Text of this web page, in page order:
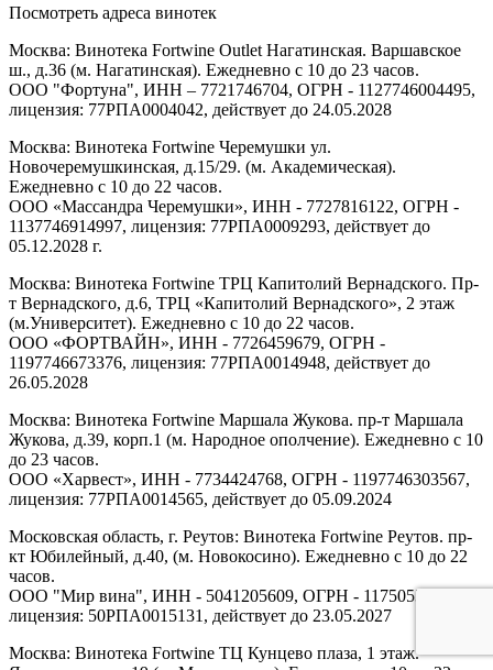
Посмотреть адреса винотек
Москва: Винотека Fortwine Outlet Нагатинская. Варшавское
ш., д.36 (м. Нагатинская). Ежедневно с 10 до 23 часов.
ООО "Фортуна", ИНН – 7721746704, ОГРН - 1127746004495,
лицензия: 77РПА0004042, действует до 24.05.2028
Москва: Винотека Fortwine Черемушки ул.
Новочеремушкинская, д.15/29. (м. Академическая).
Ежедневно с 10 до 22 часов.
ООО «Массандра Черемушки», ИНН - 7727816122, ОГРН -
1137746914997, лицензия: 77РПА0009293, действует до
05.12.2028 г.
Москва: Винотека Fortwine ТРЦ Капитолий Вернадского. Пр-
т Вернадского, д.6, ТРЦ «Капитолий Вернадского», 2 этаж
(м.Университет). Ежедневно с 10 до 22 часов.
ООО «ФОРТВАЙН», ИНН - 7726459679, ОГРН -
1197746673376, лицензия: 77РПА0014948, действует до
26.05.2028
Москва: Винотека Fortwine Маршала Жукова. пр-т Маршала
Жукова, д.39, корп.1 (м. Народное ополчение). Ежедневно с 10
до 23 часов.
ООО «Харвест», ИНН - 7734424768, ОГРН - 1197746303567,
лицензия: 77РПА0014565, действует до 05.09.2024
Московская область, г. Реутов: Винотека Fortwine Реутов. пр-
кт Юбилейный, д.40, (м. Новокосино). Ежедневно с 10 до 22
часов.
ООО "Мир вина", ИНН - 5041205609, ОГРН - 1175053005313,
лицензия: 50РПА0015131, действует до 23.05.2027
Москва: Винотека Fortwine ТЦ Кунцево плаза, 1 этаж.